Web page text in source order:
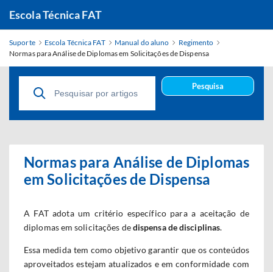
Escola Técnica FAT
Suporte Escola Técnica FAT Manual do aluno
Regimento
Normas para Análise de Diplomas em Solicitações de Dispensa
Pesquisa
Normas para Análise de Diplomas
em Solicitações de Dispensa
A FAT adota um critério específico para a aceitação de
diplomas em solicitações dedispensa de disciplinas.
Essa medida tem como objetivo garantir que os conteúdos
aproveitados estejam atualizados e em conformidade com